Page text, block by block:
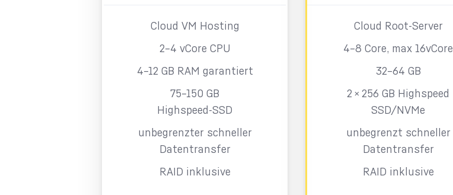
Cloud VM Hosting
2–4 vCore CPU
4–12 GB RAM garantiert
75–150 GB
Highspeed-SSD
unbegrenzter schneller
Datentransfer
RAID inklusive
Cloud Root-Server
4–8 Core, max 16vCore
32–64 GB
2 × 256 GB Highspeed
SSD/NVMe
unbegrenzt schneller
Datentransfer
RAID inklusive